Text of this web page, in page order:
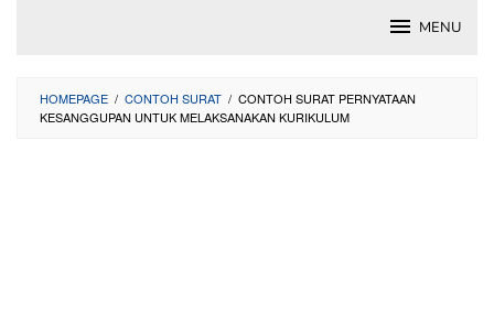
MENU
HOMEPAGE / CONTOH SURAT / CONTOH SURAT PERNYATAAN
KESANGGUPAN UNTUK MELAKSANAKAN KURIKULUM